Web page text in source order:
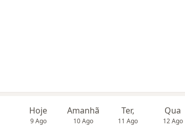
Hoje
9 Ago
Amanhã
10 Ago
Ter,
11 Ago
Qua
12 Ago